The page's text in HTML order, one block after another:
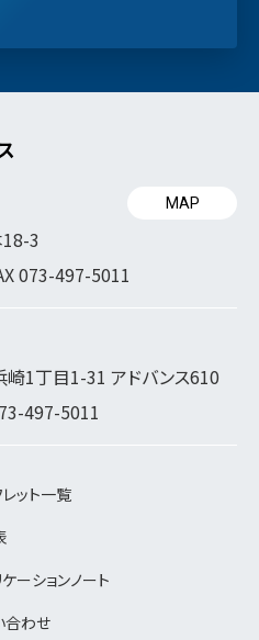
3
073-497-5011
MAP
1丁目1-31 アドバンス610
497-5011
ット一覧
ーションノート
合わせ